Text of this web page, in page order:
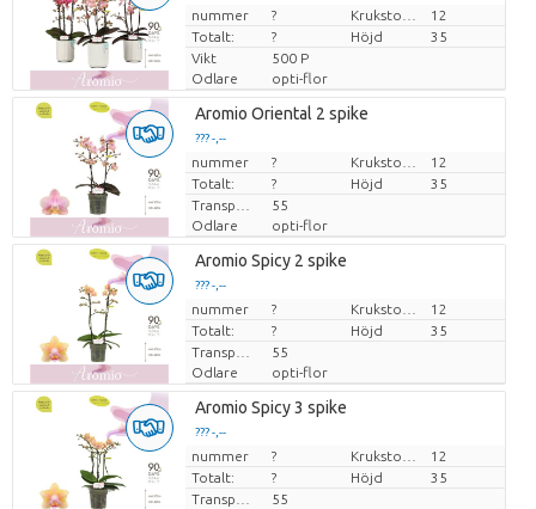
Pris per enhet
nummer ?
12
Totalt:
? Höjd
35
Vikt
500 P
Odlare
opti-flor
Aromio Oriental 2 spike
??? -,--
Pris per enhet
nummer ?
12
Totalt:
? Höjd
35
55
Odlare
opti-flor
Aromio Spicy 2 spike
??? -,--
Pris per enhet
nummer ?
12
Totalt:
? Höjd
35
55
Odlare
opti-flor
Aromio Spicy 3 spike
??? -,--
Pris per enhet
nummer ?
12
Totalt:
? Höjd
35
55